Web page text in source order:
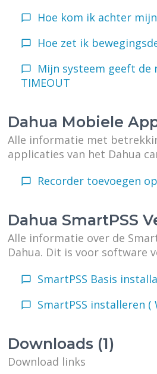
Hoe kom ik achter
Hoe zet ik
Mijn systeem geeft de
TIMEOUT
Dahua Mobiele
Alle informatie met
applicaties van het Dahua
Recorder toevoegen
Dahua SmartPSS
Alle informatie over de
Dahua. Dit is voor software
SmartPSS Basis
SmartPSS installeren (
Downloads (1)
Download links